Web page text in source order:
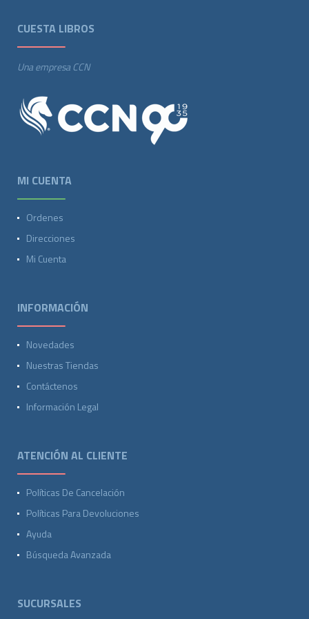
CUESTA LIBROS
Una empresa CCN
MI CUENTA
Ordenes
Direcciones
Mi Cuenta
INFORMACIÓN
Novedades
Nuestras Tiendas
Contáctenos
Información Legal
ATENCIÓN AL CLIENTE
Políticas De Cancelación
Políticas Para Devoluciones
Ayuda
Búsqueda Avanzada
SUCURSALES